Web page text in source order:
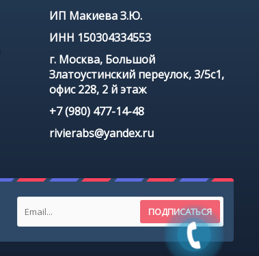
ИП Макиева З.Ю.
ИНН 150304334553
г. Москва, Большой
Златоустинский переулок, 3/5с1,
офис 228, 2 й этаж
+7 (980) 477-14-48
rivierabs@yandex.ru
ПОДПИСАТЬСЯ